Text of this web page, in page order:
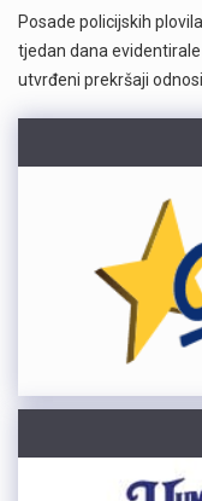
Posade policijskih
tjedan dana
utvrđeni prekršaji